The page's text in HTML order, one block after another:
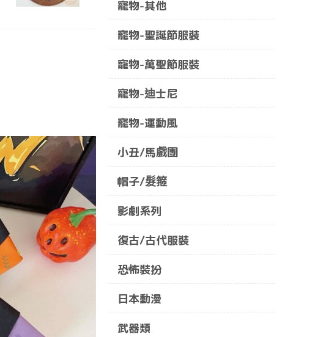
寵物-其他
寵物-聖誕節服裝
寵物-萬聖節服裝
寵物-迪士尼
寵物-運動風
小丑/馬戲團
帽子/髮箍
影劇系列
復古/古代服裝
恐怖裝扮
日本動漫
武器類